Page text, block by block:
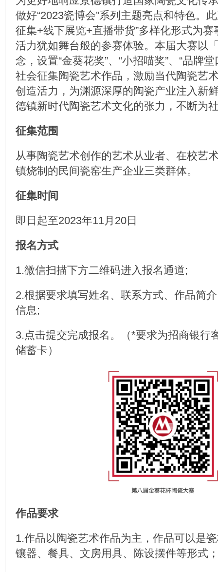
做好“2023瓷博会”系列主题亮点和特色。
征集+线下展览+直播带货”多样化形式为
活力犹如舞台般的参赛体验。本届大赛以
念，设置“金葵花奖”、“小招喵奖”、“品牌
社会征集陶瓷艺术作品，激励当代陶瓷艺
创造活力，为渊源深厚的陶瓷产业注入新
德镇新时代陶瓷艺术文化的张力，不断为
征集范围
从事陶瓷艺术创作的艺术从业者、在校艺
镇烧制的民间瓷窑生产企业三类群体。
征集时间
即日起至2023年11月20日
报名方式
1.微信扫描下方二维码进入报名通道;
2.根据要求填写姓名、联系方式、作品简
信息;
3.点击提交完成报名。（*要求为招商银行
储蓄卡）
作品要求
1.作品以陶瓷艺术作品为主，作品可以是
镶器、餐具、文房用具、陈设摆件等形式